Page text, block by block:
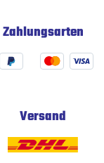
Zahlungsarten
Versand